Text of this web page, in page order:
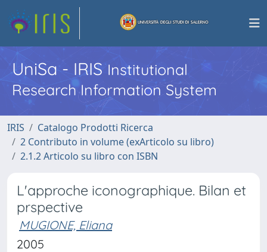
UniSa - IRISInstitutional
Research Information System
IRIS
Catalogo Prodotti Ricerca
2 Contributo in volume (exArticolo su libro)
2.1.2 Articolo su libro con ISBN
L'approche iconographique. Bilan et
prspective
MUGIONE, Eliana
2005